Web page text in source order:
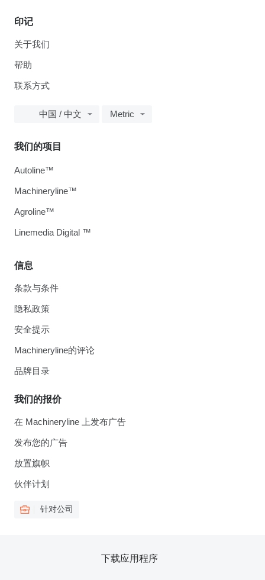
印记
关于我们
帮助
联系方式
中国 / 中文 Metric
信息
条款与条件
隐私政策
安全提示
Machineryline的评论
品牌目录
我们的报价
在 Machineryline 上发布广告
发布您的广告
放置旗帜
伙伴计划
针对公司
我们的项目
Autoline™
Machineryline™
Agroline™
Linemedia Digital ™
下载应用程序